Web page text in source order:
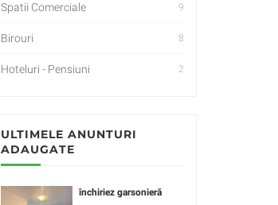
Spatii Comerciale 9
Birouri 8
Hoteluri - Pensiuni 2
ULTIMELE ANUNTURI
ADAUGATE
închiriez garsonieră